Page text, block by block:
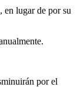
en lugar de por su
por el